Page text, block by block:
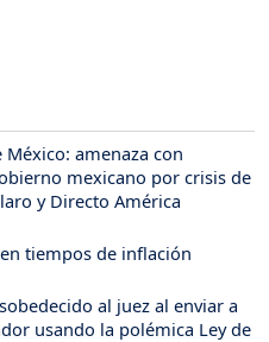
amenaza con
mexicano por crisis de
y Directo América
tiempos de inflación
al juez al enviar a
usando la polémica Ley de